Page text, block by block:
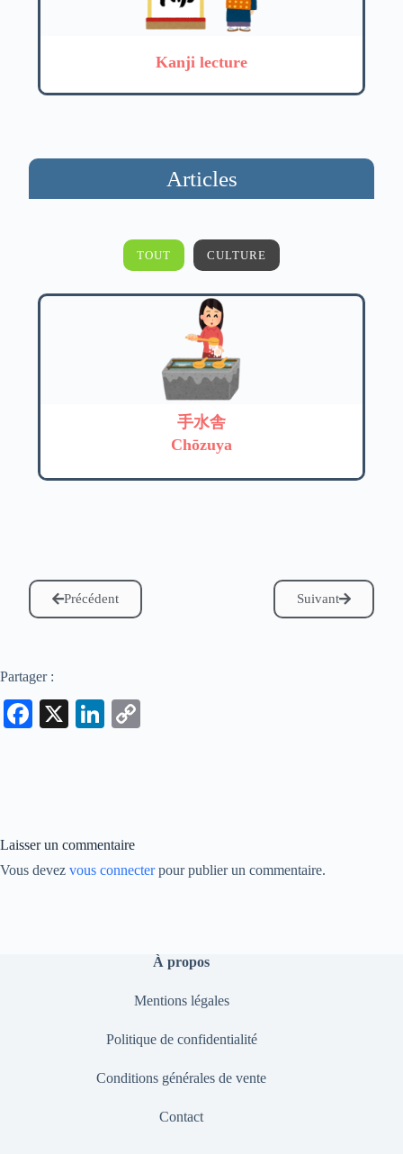
Kanji lecture
Articles
TOUT CULTURE
手水舎
Chōzuya
Précédent Suivant
Partager :
Fa
X
Li
Laisser un commentaire
Vous devez vous connecterpour publier un commentaire.
À propos
Mentions légales
Politique de confidentialité
Conditions générales de vente
Contact